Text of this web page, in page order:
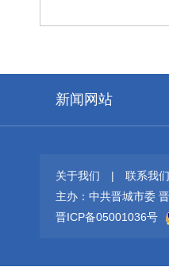
新闻网站
关于我们 | 联系我们
主办：中共晋城市委
晋ICP备05001036号